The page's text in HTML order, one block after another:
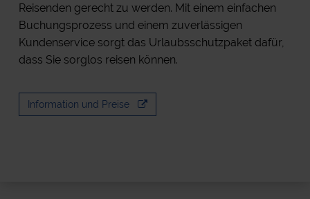
Reisenden gerecht zu werden. Mit einem einfachen
Buchungsprozess und einem zuverlässigen
Kundenservice sorgt das Urlaubsschutzpaket dafür,
dass Sie sorglos reisen können.
Information und Preise